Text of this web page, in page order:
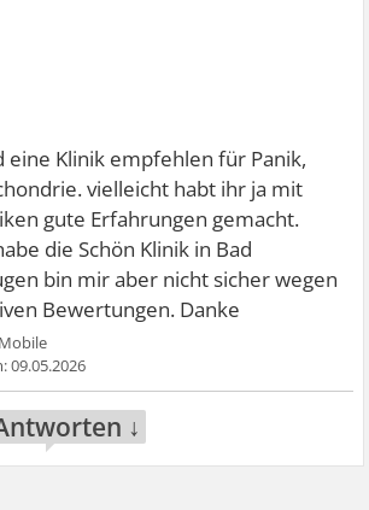
eine Klinik empfehlen für Panik,
vielleicht habt ihr ja mit
gute Erfahrungen gemacht.
die Schön Klinik in Bad
bin mir aber nicht sicher wegen
Bewertungen. Danke
09.05.2026
↓